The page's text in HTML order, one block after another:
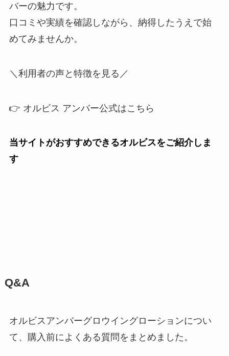
バーの魅力です。
口コミや実績を確認しながら、納得したうえで始
めてみませんか。
＼利用者の声と特徴を見る／
👉 オルビス アンバー公式はこちら
当サイトがおすすめできるオルビスをご紹介しま
す
Q&A
オルビスアンバーグロウイングローションについ
て、購入前によくある質問をまとめました。